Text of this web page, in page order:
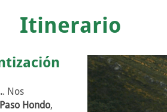
Itinerario
. Nos
Paso Hondo,